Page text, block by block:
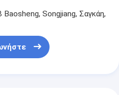
Songjiang, Σαγκάη,